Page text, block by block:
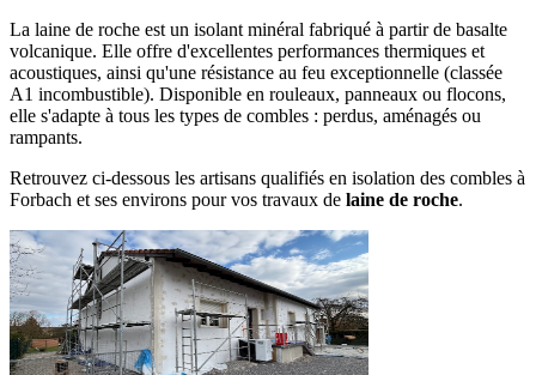
La laine de roche est un isolant minéral fabriqué à partir de basalte
volcanique. Elle offre d'excellentes performances thermiques et
acoustiques, ainsi qu'une résistance au feu exceptionnelle (classée
A1 incombustible). Disponible en rouleaux, panneaux ou flocons,
elle s'adapte à tous les types de combles : perdus, aménagés ou
rampants.
Retrouvez ci-dessous les artisans qualifiés en isolation des combles à
Forbach et ses environs pour vos travaux de laine de roche.